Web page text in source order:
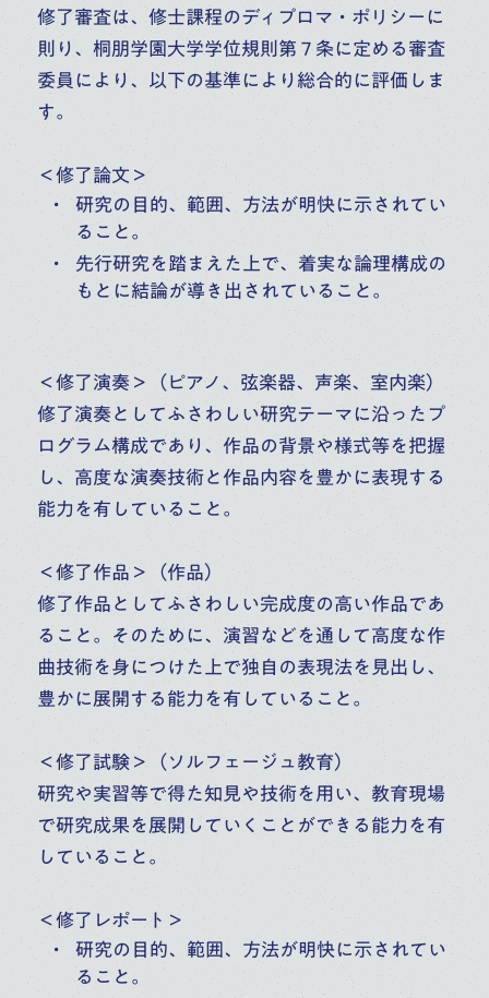
修了審査は、修士課程のディプロマ・ポリシーに
則り、桐朋学園大学学位規則第７条に定める審査
委員により、以下の基準により総合的に評価しま
す。
＜修了論文＞
研究の目的、範囲、方法が明快に示されてい
ること。
先行研究を踏まえた上で、着実な論理構成の
もとに結論が導き出されていること。
＜修了演奏＞（ピアノ、弦楽器、声楽、室内楽）
修了演奏としてふさわしい研究テーマに沿ったプ
ログラム構成であり、作品の背景や様式等を把握
し、高度な演奏技術と作品内容を豊かに表現する
能力を有していること。
＜修了作品＞（作品）
修了作品としてふさわしい完成度の高い作品であ
ること。そのために、演習などを通して高度な作
曲技術を身につけた上で独自の表現法を見出し、
豊かに展開する能力を有していること。
＜修了試験＞（ソルフェージュ教育）
研究や実習等で得た知見や技術を用い、教育現場
で研究成果を展開していくことができる能力を有
していること。
＜修了レポート＞
研究の目的、範囲、方法が明快に示されてい
ること。